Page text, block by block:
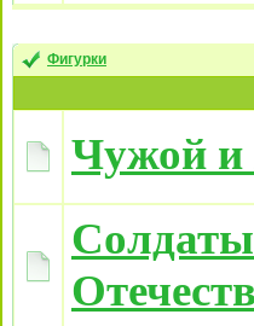
Фигурки
Чужой